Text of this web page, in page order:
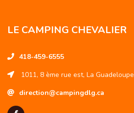
LE CAMPING CHEVALIER
418-459-6555
1011, 8 ème rue est, La Guadeloupe
direction@campingdlg.ca